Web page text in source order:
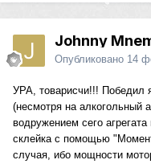
Johnny
Опубликовано 14
УРА, товарисчи!!! Победил
(несмотря на алкогольный
водружением сего
склейка с помощью
случая, ибо мощности